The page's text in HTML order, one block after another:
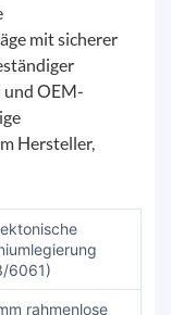
mit sicherer
und OEM-
Hersteller,
6061)
rahmenlose